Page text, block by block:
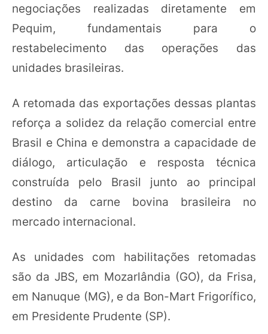
negociações realizadas diretamente em
Pequim, fundamentais para o
restabelecimento das operações das
unidades brasileiras.
A retomada das exportações dessas plantas
reforça a solidez da relação comercial entre
Brasil e China e demonstra a capacidade de
diálogo, articulação e resposta técnica
construída pelo Brasil junto ao principal
destino da carne bovina brasileira no
mercado internacional.
As unidades com habilitações retomadas
são da JBS, em Mozarlândia (GO), da Frisa,
em Nanuque (MG), e da Bon-Mart Frigorífico,
em Presidente Prudente (SP).